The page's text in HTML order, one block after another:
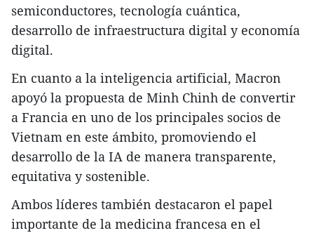
semiconductores, tecnología cuántica,
desarrollo de infraestructura digital y economía
digital.
En cuanto a la inteligencia artificial, Macron
apoyó la propuesta de Minh Chinh de convertir
a Francia en uno de los principales socios de
Vietnam en este ámbito, promoviendo el
desarrollo de la IA de manera transparente,
equitativa y sostenible.
Ambos líderes también destacaron el papel
importante de la medicina francesa en el